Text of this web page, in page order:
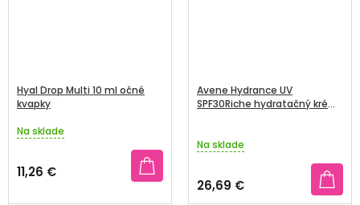
Hyal Drop Multi 10 ml očné
kvapky
Priemerné
produktu
je
Na sklade
11,26 €
Avene Hydrance UV
SPF30Riche hydratačný krém
Na sklade
26,69 €